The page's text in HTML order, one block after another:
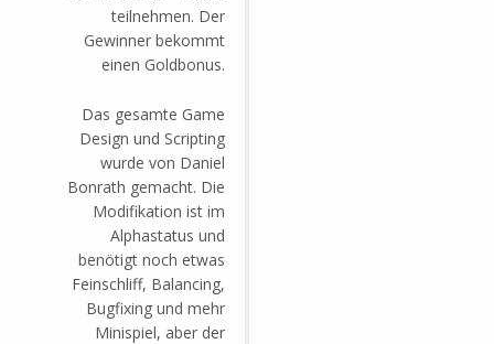
teilnehmen. Der
Gewinner bekommt
einen Goldbonus.
Das gesamte Game
Design und Scripting
wurde von Daniel
Bonrath gemacht. Die
Modifikation ist im
Alphastatus und
benötigt noch etwas
Feinschliff, Balancing,
Bugfixing und mehr
Minispiel, aber der